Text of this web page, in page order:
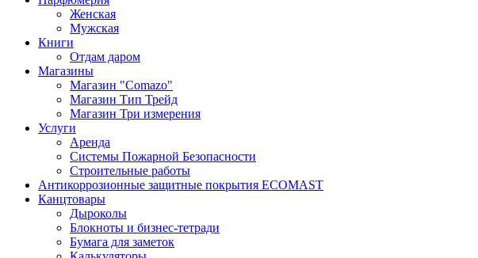
Женская
Мужская
Книги
Отдам даром
Магазины
Магазин "Comazo"
Магазин Тип Трейд
Магазин Три измерения
Услуги
Аренда
Системы Пожарной Безопасности
Строительные работы
Антикоррозионные защитные покрытия ECOMAST
Канцтовары
Дыроколы
Блокноты и бизнес-тетради
Бумага для заметок